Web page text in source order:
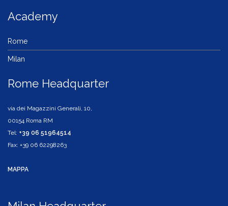
Academy
Rome
Milan
Rome Headquarter
via dei Magazzini Generali, 10,
00154 Roma RM
Tel: +39 06 51964514
Fax: +39 06 62298263
MAPPA